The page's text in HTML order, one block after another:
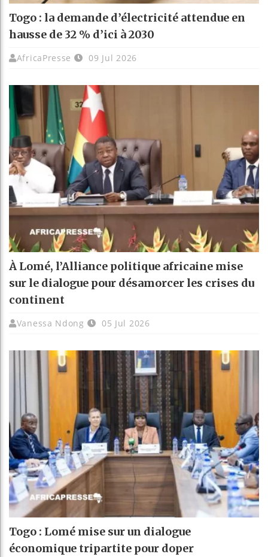
Togo : la demande d’électricité attendue en
hausse de 32 % d’ici à 2030
AfricaPresse 09 Jul 2026
À Lomé, l’Alliance politique africaine mise
sur le dialogue pour désamorcer les crises du
continent
Vanessa Ndong 05 Jul 2026
Togo : Lomé mise sur un dialogue
économique tripartite pour doper